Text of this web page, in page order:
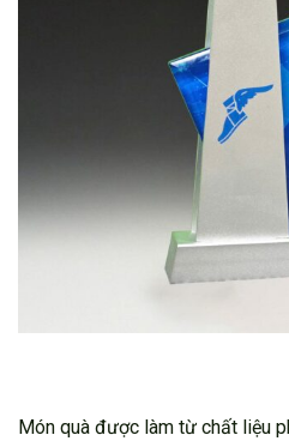
Món quà được làm từ chất liệu